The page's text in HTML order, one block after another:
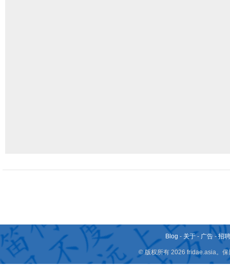
Blog - 关于 - 广告 -招
© 版权所有 2026 fridae.asia。